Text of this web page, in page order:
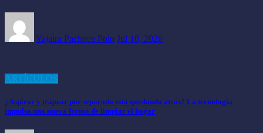
Yajaira Pacheco Polo Jul 10, 2026
¿Aspirar y trapear por separado está quedando atrás? La tecnología
impulsa una nueva forma de limpiar el hogar